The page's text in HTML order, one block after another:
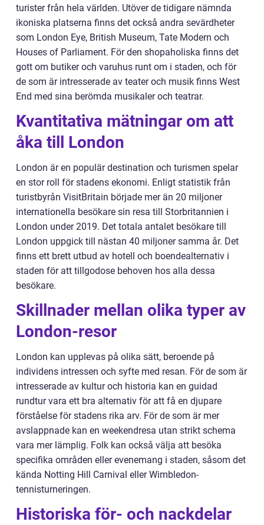
turister från hela världen. Utöver de tidigare nämnda
ikoniska platserna finns det också andra sevärdheter
som London Eye, British Museum, Tate Modern och
Houses of Parliament. För den shopaholiska finns det
gott om butiker och varuhus runt om i staden, och för
de som är intresserade av teater och musik finns West
End med sina berömda musikaler och teatrar.
Kvantitativa mätningar om att
åka till London
London är en populär destination och turismen spelar
en stor roll för stadens ekonomi. Enligt statistik från
turistbyrån VisitBritain började mer än 20 miljoner
internationella besökare sin resa till Storbritannien i
London under 2019. Det totala antalet besökare till
London uppgick till nästan 40 miljoner samma år. Det
finns ett brett utbud av hotell och boendealternativ i
staden för att tillgodose behoven hos alla dessa
besökare.
Skillnader mellan olika typer av
London-resor
London kan upplevas på olika sätt, beroende på
individens intressen och syfte med resan. För de som är
intresserade av kultur och historia kan en guidad
rundtur vara ett bra alternativ för att få en djupare
förståelse för stadens rika arv. För de som är mer
avslappnade kan en weekendresa utan strikt schema
vara mer lämplig. Folk kan också välja att besöka
specifika områden eller evenemang i staden, såsom det
kända Notting Hill Carnival eller Wimbledon-
tennisturneringen.
Historiska för- och nackdelar